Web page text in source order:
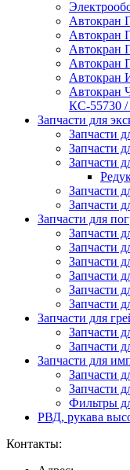
Автокран
Автокран
Автокран
Автокран
Автокран
Автокран
КС-55730 /
Запчасти для
Запчасти
Запчасти
Запчасти
Запчасти
Запчасти
Запчасти для
Запчасти
Запчасти
Запчасти
Запчасти
Запчасти
Запчасти
Запчасти для
Запчасти
Запчасти
Запчасти для
Запчасти
Запчасти
Фильтры
РВД, рукава
Контакты: